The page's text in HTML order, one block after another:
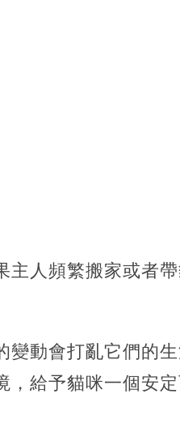
人頻繁搬家或者
動會打亂它們的
給予貓咪一個安